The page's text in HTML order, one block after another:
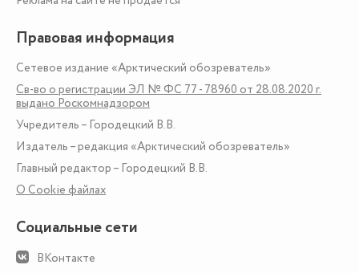
Правовая информация
Сетевое издание «Арктический обозреватель»
Св-во о регистрации ЭЛ № ФС 77 - 78960 от 28.08.2020 г.
выдано Роскомнадзором
Учредитель – Городецкий В.В.
Издатель – редакция «Арктический обозреватель»
Главный редактор – Городецкий В.В.
О Сookie файлах
Социальные сети
ВКонтакте